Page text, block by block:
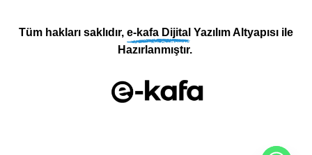
Tüm hakları saklıdır, e-kafa Dijital Yazılım Altyapısı ile
Hazırlanmıştır.